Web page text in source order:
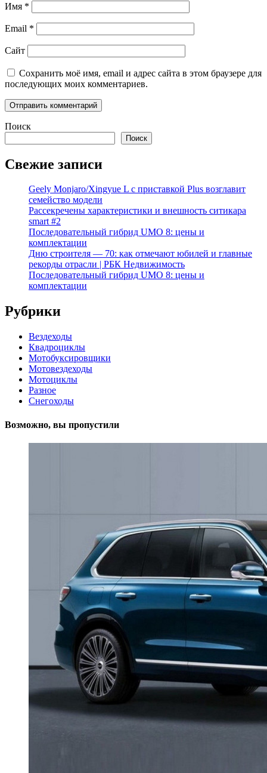
Имя *
Email *
Сайт
Сохранить моё имя, email и адрес сайта в этом браузере для
последующих моих комментариев.
Поиск
Поиск
Свежие записи
Geely Monjaro/Xingyue L с приставкой Plus возглавит
семейство модели
Рассекречены характеристики и внешность ситикара
smart #2
Последовательный гибрид UMO 8: цены и
комплектации
Дню строителя — 70: как отмечают юбилей и главные
рекорды отрасли | РБК Недвижимость
Последовательный гибрид UMO 8: цены и
комплектации
Рубрики
Вездеходы
Квадроциклы
Мотобуксировщики
Мотовездеходы
Мотоциклы
Разное
Снегоходы
Возможно, вы пропустили